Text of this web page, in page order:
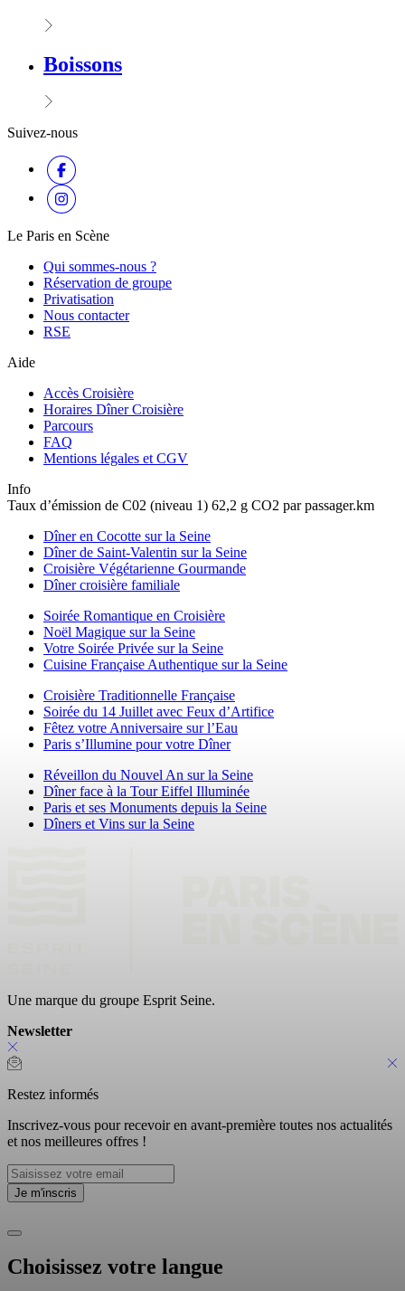
Boissons
Suivez-nous
Le Paris en Scène
Qui sommes-nous ?
Réservation de groupe
Privatisation
Nous contacter
RSE
Aide
Accès Croisière
Horaires Dîner Croisière
Parcours
FAQ
Mentions légales et CGV
Info
Taux d’émission de C02 (niveau 1) 62,2 g CO2 par passager.km
Dîner en Cocotte sur la Seine
Dîner de Saint-Valentin sur la Seine
Croisière Végétarienne Gourmande
Dîner croisière familiale
Soirée Romantique en Croisière
Noël Magique sur la Seine
Votre Soirée Privée sur la Seine
Cuisine Française Authentique sur la Seine
Croisière Traditionnelle Française
Soirée du 14 Juillet avec Feux d’Artifice
Fêtez votre Anniversaire sur l’Eau
Paris s’Illumine pour votre Dîner
Réveillon du Nouvel An sur la Seine
Dîner face à la Tour Eiffel Illuminée
Paris et ses Monuments depuis la Seine
Dîners et Vins sur la Seine
Une marque du groupe Esprit Seine.
Newsletter
Restez informés
Inscrivez-vous pour recevoir en avant-première toutes nos actualités
et nos meilleures offres !
Choisissez votre langue